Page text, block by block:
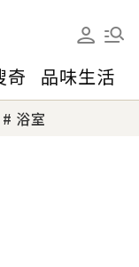
奇 品味生活
浴室